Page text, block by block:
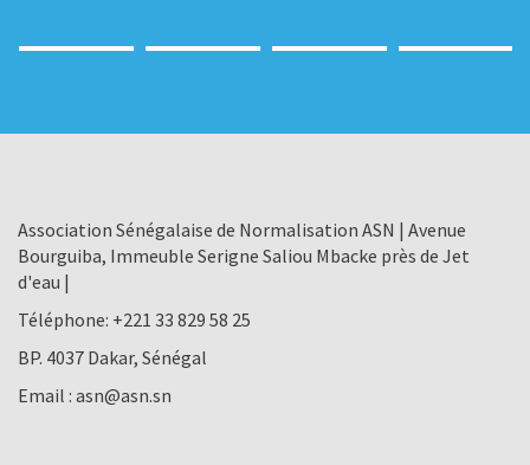
Association Sénégalaise de Normalisation ASN | Avenue
Bourguiba, Immeuble Serigne Saliou Mbacke près de Jet
d'eau |
Téléphone: +221 33 829 58 25
BP. 4037 Dakar, Sénégal
Email : asn@asn.sn